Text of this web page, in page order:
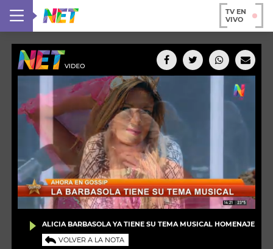
TV EN
VIVO
ALICIA BARBASOLA YA TIENE SU TEMA MUSICAL HOMENAJE
VOLVER A LA NOTA